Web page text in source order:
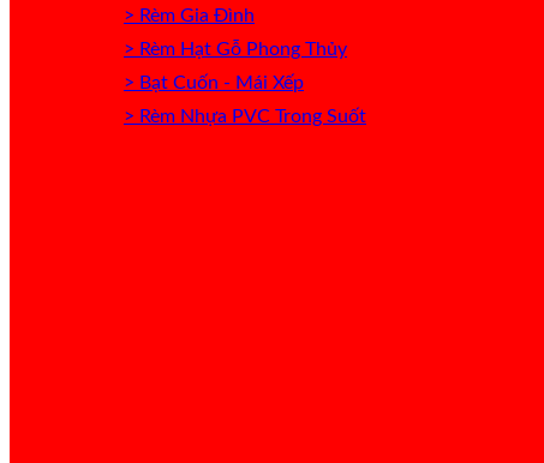
> Rèm Gia Đình
> Rèm Hạt Gỗ Phong Thủy
> Bạt Cuốn - Mái Xếp
> Rèm Nhựa PVC Trong Suốt